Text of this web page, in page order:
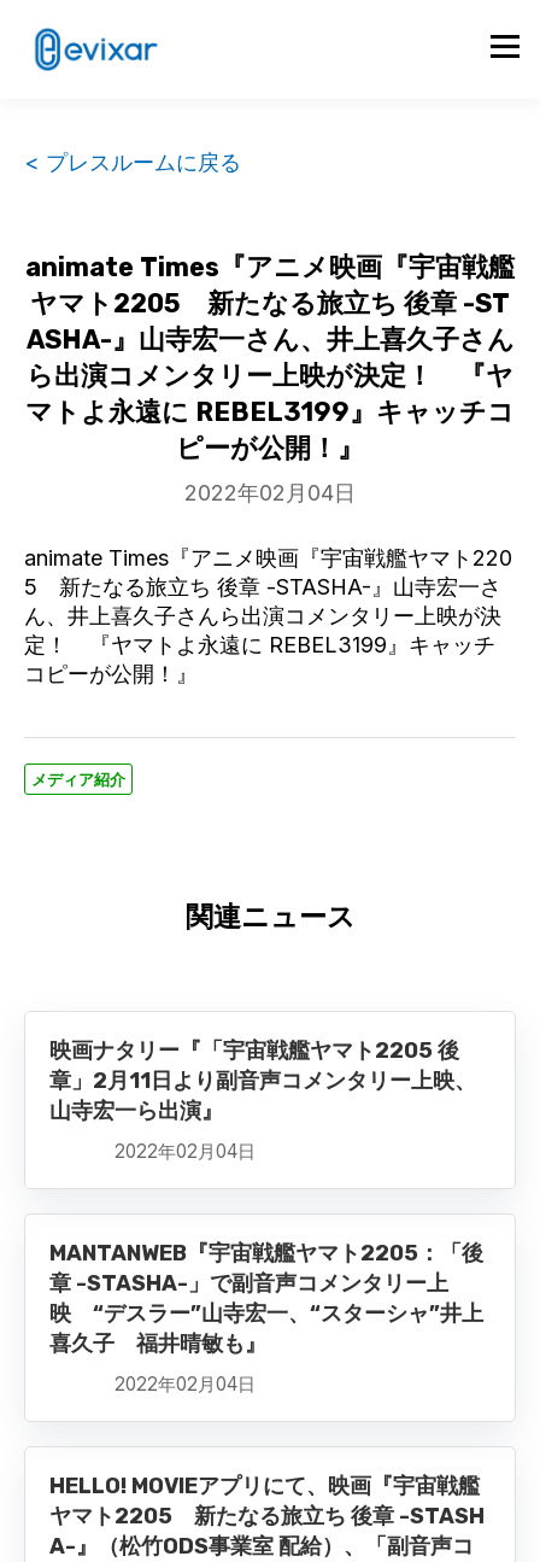
< プレスルームに戻る
animate Times『アニメ映画『宇宙戦艦
ヤマト2205 新たなる旅立ち 後章 -ST
ASHA-』山寺宏一さん、井上喜久子さん
ら出演コメンタリー上映が決定！ 『ヤ
マトよ永遠に REBEL3199』キャッチコ
ピーが公開！』
2022年02月04日
animate Times『アニメ映画『宇宙戦艦ヤマト220
5 新たなる旅立ち 後章 -STASHA-』山寺宏一さ
ん、井上喜久子さんら出演コメンタリー上映が決
定！ 『ヤマトよ永遠に REBEL3199』キャッチ
コピーが公開！』
メディア紹介
関連ニュース
映画ナタリー『「宇宙戦艦ヤマト2205 後
章」2月11日より副音声コメンタリー上映、
山寺宏一ら出演』
2022年02月04日
MANTANWEB『宇宙戦艦ヤマト2205：「後
章 -STASHA-」で副音声コメンタリー上
映 “デスラー”山寺宏一、“スターシャ”井上
喜久子 福井晴敏も』
2022年02月04日
HELLO! MOVIEアプリにて、映画『宇宙戦艦
ヤマト2205 新たなる旅立ち 後章 -STASH
A-』（松竹ODS事業室 配給）、「副音声コ